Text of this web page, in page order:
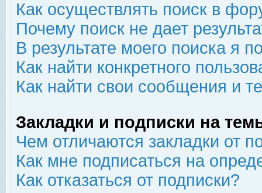
Как осуществлять поиск в
Почему поиск не дает
В результате моего поиска я
Как найти конкретного
Как найти свои сообщения и
Закладки и подписки на
Чем отличаются закладки от
Как мне подписаться на
Как отказаться от подписки?